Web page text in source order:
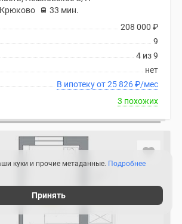
Крюково
33 мин.
208 000 ₽
9
4 из 9
нет
В ипотеку от 25 826₽/мес
3 похожих
куки и прочие метаданные. Подробнее
Принять